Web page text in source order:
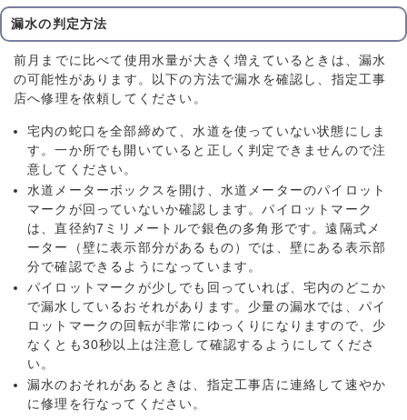
漏水の判定方法
前月までに比べて使用水量が大きく増えているときは、漏水
の可能性があります。以下の方法で漏水を確認し、指定工事
店へ修理を依頼してください。
宅内の蛇口を全部締めて、水道を使っていない状態にしま
す。一か所でも開いていると正しく判定できませんので注
意してください。
水道メーターボックスを開け、水道メーターのパイロット
マークが回っていないか確認します。パイロットマーク
は、直径約7ミリメートルで銀色の多角形です。遠隔式メ
ーター（壁に表示部分があるもの）では、壁にある表示部
分で確認できるようになっています。
パイロットマークが少しでも回っていれば、宅内のどこか
で漏水しているおそれがあります。少量の漏水では、パイ
ロットマークの回転が非常にゆっくりになりますので、少
なくとも30秒以上は注意して確認するようにしてくださ
い。
漏水のおそれがあるときは、指定工事店に連絡して速やか
に修理を行なってください。